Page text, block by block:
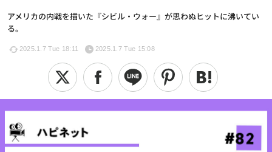
アメリカの内戦を描いた『シビル・ウォー』が思わぬヒットに沸いてい
る。
2025.1.7 Tue 18:11 2025.1.7 Tue 15:08